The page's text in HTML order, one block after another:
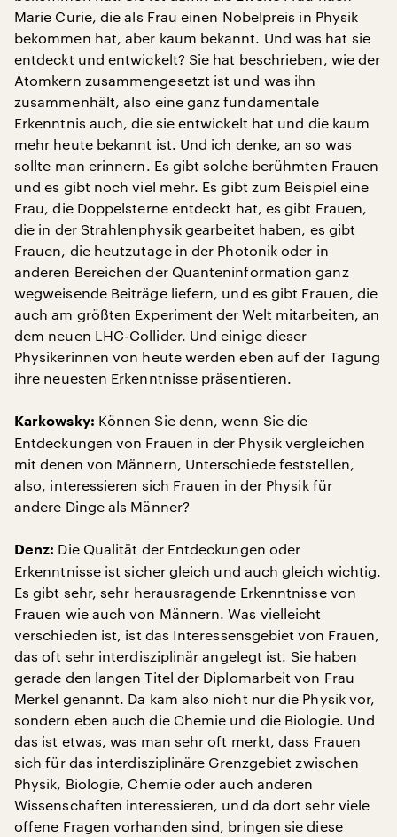
Marie Curie, die als Frau einen Nobelpreis in Physik
bekommen hat, aber kaum bekannt. Und was hat sie
entdeckt und entwickelt? Sie hat beschrieben, wie der
Atomkern zusammengesetzt ist und was ihn
zusammenhält, also eine ganz fundamentale
Erkenntnis auch, die sie entwickelt hat und die kaum
mehr heute bekannt ist. Und ich denke, an so was
sollte man erinnern. Es gibt solche berühmten Frauen
und es gibt noch viel mehr. Es gibt zum Beispiel eine
Frau, die Doppelsterne entdeckt hat, es gibt Frauen,
die in der Strahlenphysik gearbeitet haben, es gibt
Frauen, die heutzutage in der Photonik oder in
anderen Bereichen der Quanteninformation ganz
wegweisende Beiträge liefern, und es gibt Frauen, die
auch am größten Experiment der Welt mitarbeiten, an
dem neuen LHC-Collider. Und einige dieser
Physikerinnen von heute werden eben auf der Tagung
ihre neuesten Erkenntnisse präsentieren.
Karkowsky: Können Sie denn, wenn Sie die
Entdeckungen von Frauen in der Physik vergleichen
mit denen von Männern, Unterschiede feststellen,
also, interessieren sich Frauen in der Physik für
andere Dinge als Männer?
Denz: Die Qualität der Entdeckungen oder
Erkenntnisse ist sicher gleich und auch gleich wichtig.
Es gibt sehr, sehr herausragende Erkenntnisse von
Frauen wie auch von Männern. Was vielleicht
verschieden ist, ist das Interessensgebiet von Frauen,
das oft sehr interdisziplinär angelegt ist. Sie haben
gerade den langen Titel der Diplomarbeit von Frau
Merkel genannt. Da kam also nicht nur die Physik vor,
sondern eben auch die Chemie und die Biologie. Und
das ist etwas, was man sehr oft merkt, dass Frauen
sich für das interdisziplinäre Grenzgebiet zwischen
Physik, Biologie, Chemie oder auch anderen
Wissenschaften interessieren, und da dort sehr viele
offene Fragen vorhanden sind, bringen sie diese